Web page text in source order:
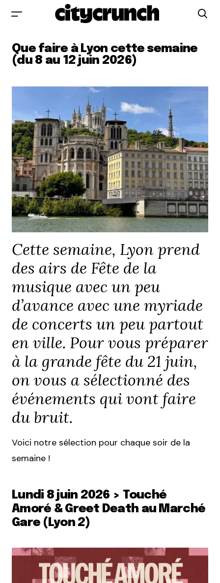
Que faire à Lyon cette semaine
(du 8 au 12 juin 2026)
Cette semaine, Lyon prend
des airs de Fête de la
musique avec un peu
d’avance avec une myriade
de concerts un peu partout
en ville. Pour vous préparer
à la grande fête du 21 juin,
on vous a sélectionné des
événements qui vont faire
du bruit.
Voici notre sélection pour chaque soir de la
semaine !
Lundi 8 juin 2026 > Touché
Amoré & Greet Death au Marché
Gare (Lyon 2)